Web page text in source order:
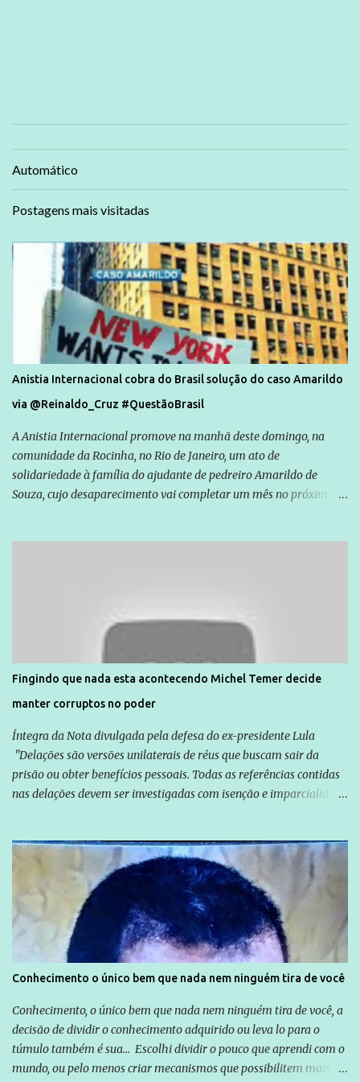
Automático
Postagens mais visitadas
Anistia Internacional cobra do Brasil solução do caso Amarildo
via @Reinaldo_Cruz #QuestãoBrasil
A Anistia Internacional promove na manhã deste domingo, na
comunidade da Rocinha, no Rio de Janeiro, um ato de
solidariedade à família do ajudante de pedreiro Amarildo de
Souza, cujo desaparecimento vai completar um mês no próximo
são vítimas de violência, estão em situação de risco ou têm seus
direitos violados. Leia mais: Anistia Internacional cobra do Brasil
solução do caso Amarildo - Terra Brasil
Fingindo que nada esta acontecendo Michel Temer decide
manter corruptos no poder
Íntegra da Nota divulgada pela defesa do ex-presidente Lula
"Delações são versões unilaterais de réus que buscam sair da
prisão ou obter benefícios pessoais. Todas as referências contidas
nas delações devem ser investigadas com isenção e imparcialidade
Globo manteve com o Grupo Odebrecht, citada na delação de
Emílio Odebrecht. Lula sempre atuou para promover o Brasil no
exterior, e não para promover determinadas empresas ou
empresários" Assina a nota o advogado Cristiano Zanin Martins
Conhecimento o único bem que nada nem ninguém tira de você
Conhecimento, o único bem que nada nem ninguém tira de você, a
decisão de dividir o conhecimento adquirido ou leva lo para o
túmulo também é sua... Escolhi dividir o pouco que aprendi com o
mundo, ou pelo menos criar mecanismos que possibilitem mais e